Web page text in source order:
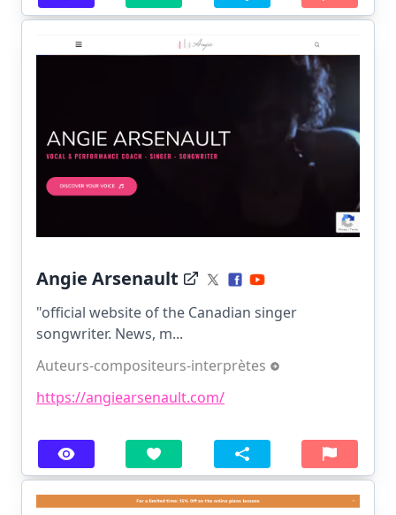
Angie Arsenault
"official website of the Canadian singer
songwriter. News, m...
Auteurs-compositeurs-interprètes
https://angiearsenault.com/